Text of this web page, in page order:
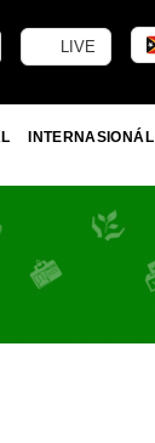
LIVE
INTERNASIONÁL